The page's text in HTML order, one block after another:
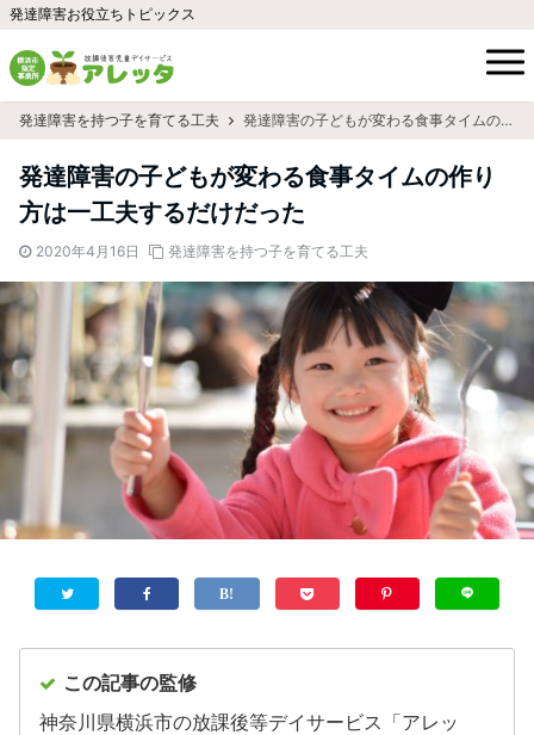
発達障害お役立ちトピックス
発達障害を持つ子を育てる工夫 発達障害の子どもが変わる食事タイムの作り方は一工夫するだけだった
発達障害の子どもが変わる食事タイムの作り
方は一工夫するだけだった
2020年4月16日 発達障害を持つ子を育てる工夫
この記事の監修
神奈川県横浜市の放課後等デイサービス「アレッ